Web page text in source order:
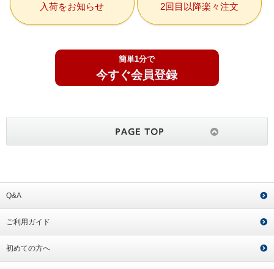
入荷をお知らせ 2回目以降楽々注文
簡単1分で
今すぐ会員登録
Q&A
ご利用ガイド
初めての方へ